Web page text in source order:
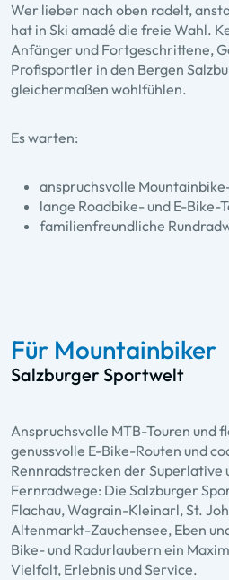
Wer lieber nach oben radelt,
hat in Ski amadé die freie Wahl.
Anfänger und Fortgeschrittene,
Profisportler in den Bergen
gleichermaßen wohlfühlen.
Es warten:
anspruchsvolle
lange Roadbike- und E-Bike-
familienfreundliche
Für Mountainbiker
Salzburger Sportwelt
Anspruchsvolle MTB-Touren und
genussvolle E-Bike-Routen und
Rennradstrecken der
Fernradwege: Die Salzburger
Flachau, Wagrain-Kleinarl, St.
Altenmarkt-Zauchensee, Eben
Bike- und Radurlaubern ein
Vielfalt, Erlebnis und Service.